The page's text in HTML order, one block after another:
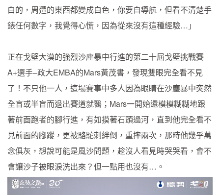
白的，周遭的東西都變成白色，你要自導航，但看不清楚手
錶任何數字，我覺得心慌，因為從來沒有這種經驗…」
正在戈壁大漠的強烈沙塵暴中行進的第二十屆戈壁挑戰賽
A+選手–政大EMBA的Mars黃茂書，發現雙眼完全看不見
了！不只他一人，這場賽事中多人因為眼睛在沙塵暴中突然
全盲或半盲而退出賽道就醫；Mars一開始還模模糊糊地跟
著前面跑者的腳行進，有如摸著石頭過河，直到他完全看不
見前面的腳蹤，更被駱駝刺絆倒，重摔兩次，那時他幾乎萬
念俱灰，想說可能是風沙問題，趁沒人看見時哭哭看，會不
會讓沙子被眼淚洗出來？但一點用也沒有…。